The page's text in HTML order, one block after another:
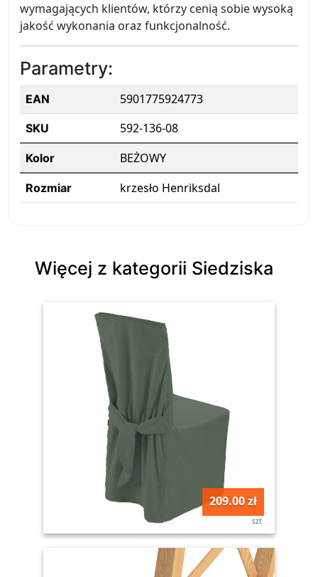
wymagających klientów, którzy cenią sobie wysoką
jakość wykonania oraz funkcjonalność.
Parametry:
EAN 5901775924773
SKU 592-136-08
Kolor BEŻOWY
Rozmiar krzesło Henriksdal
Więcej z kategorii Siedziska
209.00 zł
szt